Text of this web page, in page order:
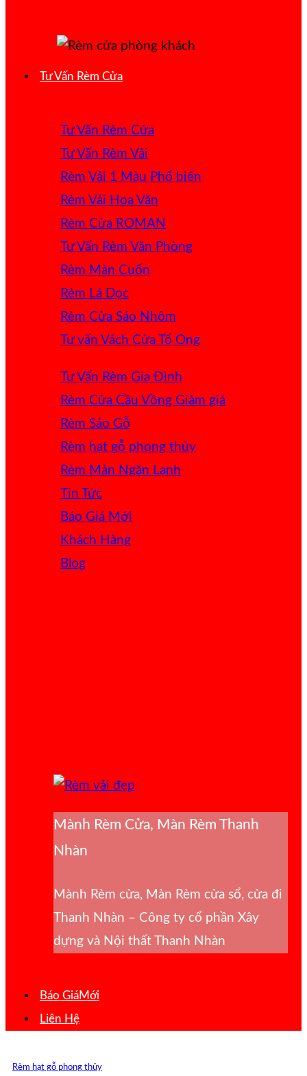
Tư Vấn Rèm Cửa
Tư Vấn Rèm Cửa
Tư Vấn Rèm Vải
Rèm Vải 1 Màu
Rèm Vải Hoa Văn
Rèm Cửa ROMAN
Tư Vấn Rèm Văn Phòng
Rèm Màn Cuốn
Rèm Lá Dọc
Rèm Cửa Sáo Nhôm
Tư vấn Vách Cửa Tổ Ong
Tư Vấn Rèm Gia Đình
Rèm Cửa Cầu Vồng
Rèm Sáo Gỗ
Rèm hạt gỗ phong thủy
Rèm Màn Ngăn Lạnh
Tin Tức
Báo Giá
Khách Hàng
Blog
Mành Rèm Cửa, Màn Rèm Thanh
Nhàn
Mành Rèm cửa, Màn Rèm cửa sổ, cửa đi
Thanh Nhàn – Công ty cổ phần Xây
dựng và Nội thất Thanh Nhàn
Báo Giá
Liên Hệ
Rèm hạt gỗ phong thủy